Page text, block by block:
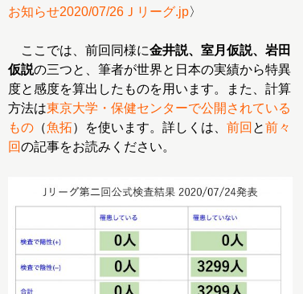
お知らせ2020/07/26Ｊリーグ.jp〉
ここでは、前回同様に金井説、室月仮説、岩田
仮説の三つと、筆者が世界と日本の実績から特異
度と感度を算出したものを用います。また、計算
方法は東京大学・保健センターで公開されている
もの （魚拓）を使います。詳しくは、 前回 と前々
回の記事をお読みください。